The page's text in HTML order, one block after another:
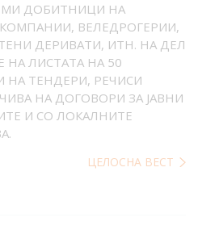
ДОБИТНИЦИ НА
ВЕЛЕДРОГЕРИИ,
ДЕРИВАТИ, ИТН. НА ДЕЛ
ЛИСТАТА НА 50
НА ТЕНДЕРИ, РЕЧИСИ
НА ДОГОВОРИ ЗА ЈАВНИ
И СО ЛОКАЛНИТЕ
ЦЕЛОСНА ВЕСТ